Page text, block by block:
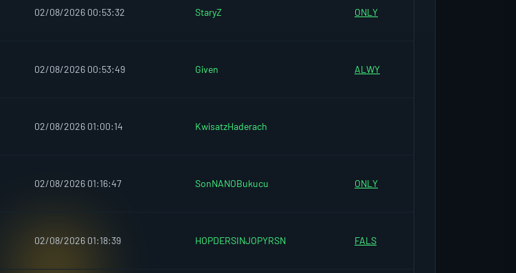
02/08/2026 00:53:32 StaryZ ONLY
02/08/2026 00:53:49 Given ALWY
02/08/2026 01:00:14 KwisatzHaderach
02/08/2026 01:16:47 SonNANOBukucu ONLY
02/08/2026 01:18:39 HOPDERSINJOPYRSN FALS